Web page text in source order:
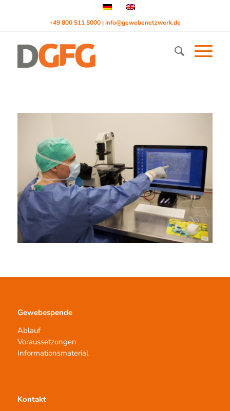
+49 800 511 5000 | info@gewebenetzwerk.de
Gewebespende
Ablauf
Voraussetzungen
Informationsmaterial
Kontakt